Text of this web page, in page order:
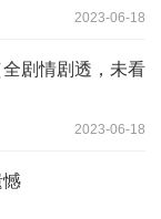
2023-06-18
剧情剧透，未看
2023-06-18
憾